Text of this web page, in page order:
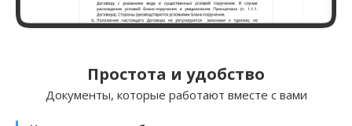
Простота и удобство
Документы, которые работают вместе с вами